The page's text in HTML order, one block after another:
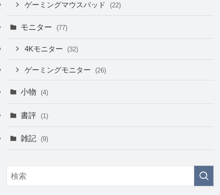
ゲーミングマウスパッド (22)
モニター (77)
4Kモニター (32)
ゲーミングモニター (26)
小物 (4)
書評 (1)
雑記 (9)